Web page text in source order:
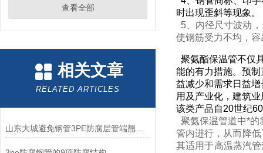
查看全部
相关文章
RELATED ARTICLES
山东大城避免钢管3PE防腐层管端翘边的措施
时出现歪斜等现象。
5、内径尺寸波动
使钢筋受力不均，容
聚氨酯保温管不仅
能的有力措施。预
益减少和需求日益
用及产业化，建筑
该类产品自20世纪
聚氨保温管道中*
管内进行，从而降
其适用于高温蒸汽